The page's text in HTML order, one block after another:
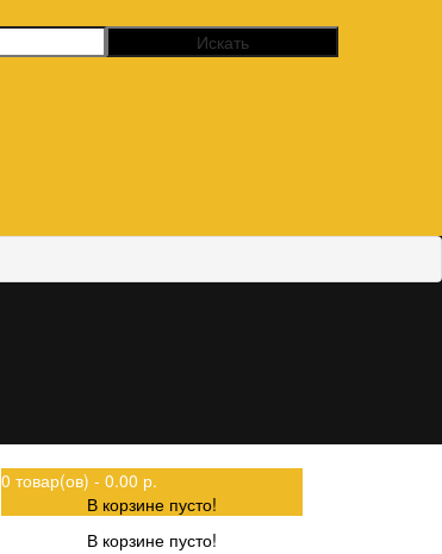
0 товар(ов) - 0.00 р.
В корзине пусто!
В корзине пусто!